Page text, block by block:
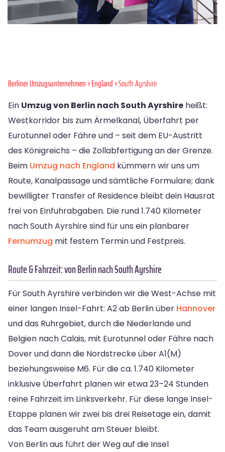
Berliner Umzugsunternehmen»England» South Ayrshire
Ein Umzug von Berlin nach South Ayrshire heißt:
Westkorridor bis zum Ärmelkanal, Überfahrt per
Eurotunnel oder Fähre und – seit dem EU-Austritt
des Königreichs – die Zollabfertigung an der Grenze.
Beim Umzug nach England kümmern wir uns um
Route, Kanalpassage und sämtliche Formulare; dank
bewilligter Transfer of Residence bleibt dein Hausrat
frei von Einfuhrabgaben. Die rund 1.740 Kilometer
nach South Ayrshire sind für uns ein planbarer
Fernumzug mit festem Termin und Festpreis.
Route & Fahrzeit: von Berlin nach South Ayrshire
Für South Ayrshire verbinden wir die West-Achse mit
einer langen Insel-Fahrt: A2 ab Berlin über Hannover
und das Ruhrgebiet, durch die Niederlande und
Belgien nach Calais, mit Eurotunnel oder Fähre nach
Dover und dann die Nordstrecke über A1(M)
beziehungsweise M6. Für die ca. 1.740 Kilometer
inklusive Überfahrt planen wir etwa 23–24 Stunden
reine Fahrzeit im Linksverkehr. Für diese lange Insel-
Etappe planen wir zwei bis drei Reisetage ein, damit
das Team ausgeruht am Steuer bleibt.
Von Berlin aus führt der Weg auf die Insel